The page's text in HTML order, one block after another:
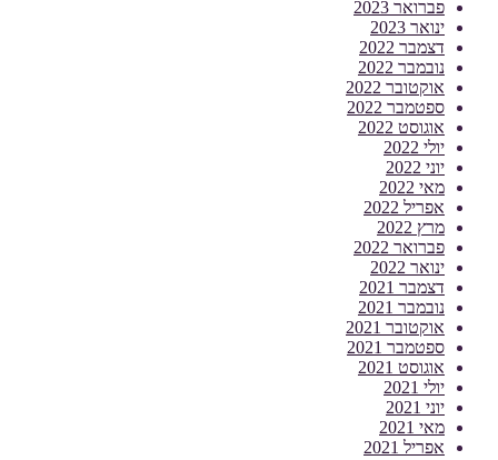
פברואר 2023
ינואר 2023
דצמבר 2022
נובמבר 2022
אוקטובר 2022
ספטמבר 2022
אוגוסט 2022
יולי 2022
יוני 2022
מאי 2022
אפריל 2022
מרץ 2022
פברואר 2022
ינואר 2022
דצמבר 2021
נובמבר 2021
אוקטובר 2021
ספטמבר 2021
אוגוסט 2021
יולי 2021
יוני 2021
מאי 2021
אפריל 2021